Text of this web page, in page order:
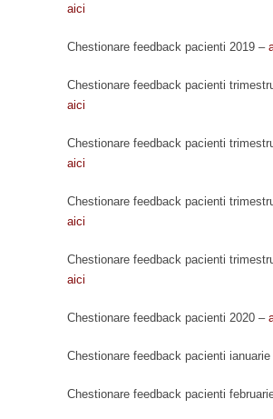
aici
Chestionare feedback pacienti 2019 –
Chestionare feedback pacienti
aici
Chestionare feedback pacienti
aici
Chestionare feedback pacienti
aici
Chestionare feedback pacienti
aici
Chestionare feedback pacienti 2020 –
Chestionare feedback pacienti
Chestionare feedback pacienti